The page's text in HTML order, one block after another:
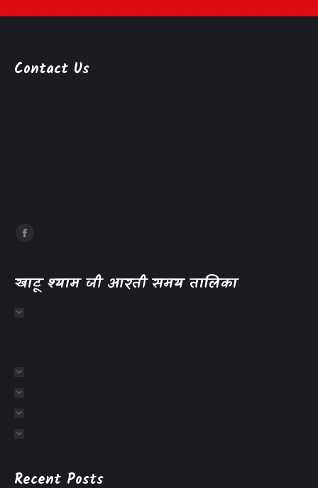
Contact Us
खाटू श्याम जी आरती समय तालिका
Recent Posts